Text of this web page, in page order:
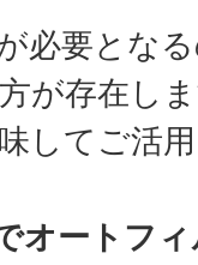
必要とな
が存在し
してご活
オートフ